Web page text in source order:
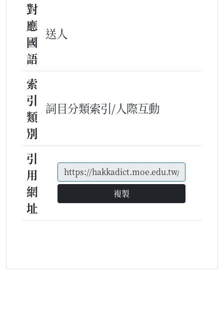
對
應
國
語
送人
索
引
類
別
詞目分類索引/人際互動
引
用
網
址
複製